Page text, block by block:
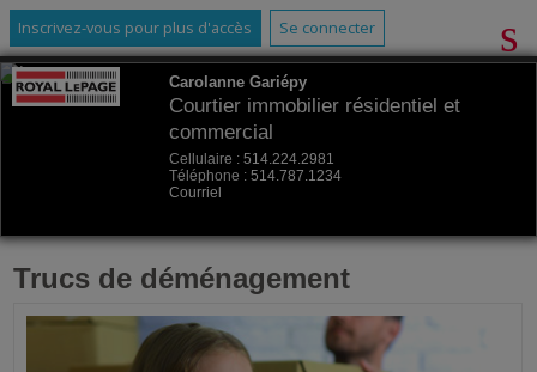
Inscrivez-vous pour plus d'accès Se connecter
Carolanne Gariépy
Courtier immobilier résidentiel et
commercial
Cellulaire : 514.224.2981
Téléphone : 514.787.1234
Courriel
Trucs de déménagement